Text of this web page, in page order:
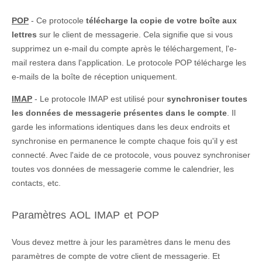
POP - Ce protocole télécharge la copie de votre boîte aux
lettres sur le client de messagerie. Cela signifie que si vous
supprimez un e-mail du compte après le téléchargement, l'e-
mail restera dans l'application. Le protocole POP télécharge les
e-mails de la boîte de réception uniquement.
IMAP - Le protocole IMAP est utilisé pour synchroniser toutes
les données de messagerie présentes dans le compte . Il
garde les informations identiques dans les deux endroits et
synchronise en permanence le compte chaque fois qu'il y est
connecté. Avec l'aide de ce protocole, vous pouvez synchroniser
toutes vos données de messagerie comme le calendrier, les
contacts, etc.
Paramètres AOL IMAP et POP
Vous devez mettre à jour les paramètres dans le menu des
paramètres de compte de votre client de messagerie. Et